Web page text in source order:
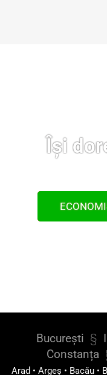
Își
București §
Constanța
Arad • Argeș • Bacău •